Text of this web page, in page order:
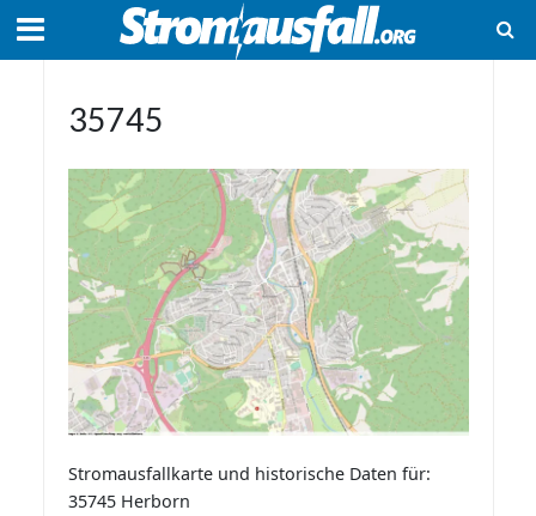
35745
Stromausfallkarte und historische Daten für:
35745 Herborn